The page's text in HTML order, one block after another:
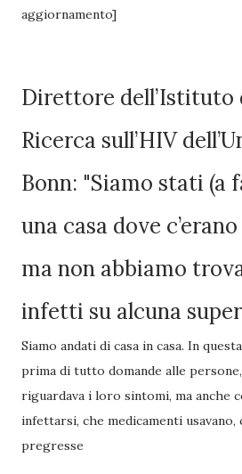
aggiornamento]
Direttore dell’Istituto
Ricerca sull’HIV
Bonn: "Siamo stati (a
una casa dove
ma non abbiamo
infetti su alcuna
Siamo andati di casa in casa. In
prima di tutto domande alle
riguardava i loro sintomi, ma anche
infettarsi, che medicamenti usavano,
pregresse